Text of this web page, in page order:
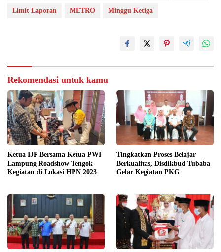
Limit Laporan METRO Minggu Ketiga
Rekomendasi untuk kamu
Ketua IJP Bersama Ketua PWI
Lampung Roadshow Tengok
Kegiatan di Lokasi HPN 2023
Tingkatkan Proses Belajar
Berkualitas, Disdikbud Tubaba
Gelar Kegiatan PKG